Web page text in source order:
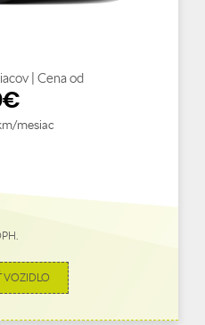
| Cena od
mesiac
VOZIDLO